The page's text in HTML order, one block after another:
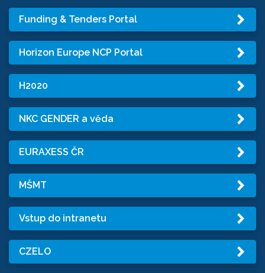
Funding & Tenders Portal
Horizon Europe NCP Portal
H2020
NKC GENDER a věda
EURAXESS ČR
MŠMT
Vstup do intranetu
CZELO